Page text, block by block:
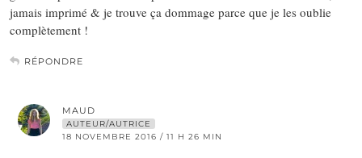
jamais imprimé & je trouve ça dommage parce que je les oublie
complètement !
RÉPONDRE
MAUD
AUTEUR/AUTRICE
18 NOVEMBRE 2016 / 11 H 26 MIN